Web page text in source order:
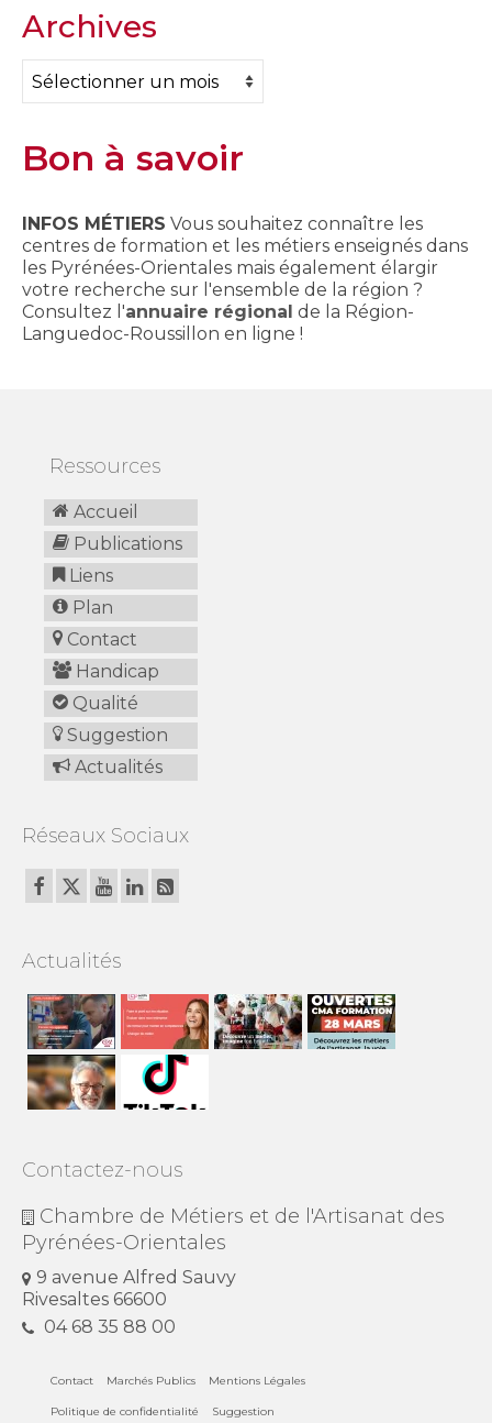
Archives
Archives
Bon à savoir
INFOS MÉTIERS Vous souhaitez connaître les
centres de formation et les métiers enseignés dans
les Pyrénées-Orientales mais également élargir
votre recherche sur l'ensemble de la région ?
Consultez l'annuaire régional de la Région-
Languedoc-Roussillon en ligne !
Ressources
Accueil
Publications
Liens
Plan
Contact
Handicap
Qualité
Suggestion
Actualités
Réseaux Sociaux
Actualités
Contactez-nous
Chambre de Métiers et de l'Artisanat des
Pyrénées-Orientales
9 avenue Alfred Sauvy
Rivesaltes 66600
04 68 35 88 00
Contact Marchés Publics Mentions Légales
Politique de confidentialité Suggestion